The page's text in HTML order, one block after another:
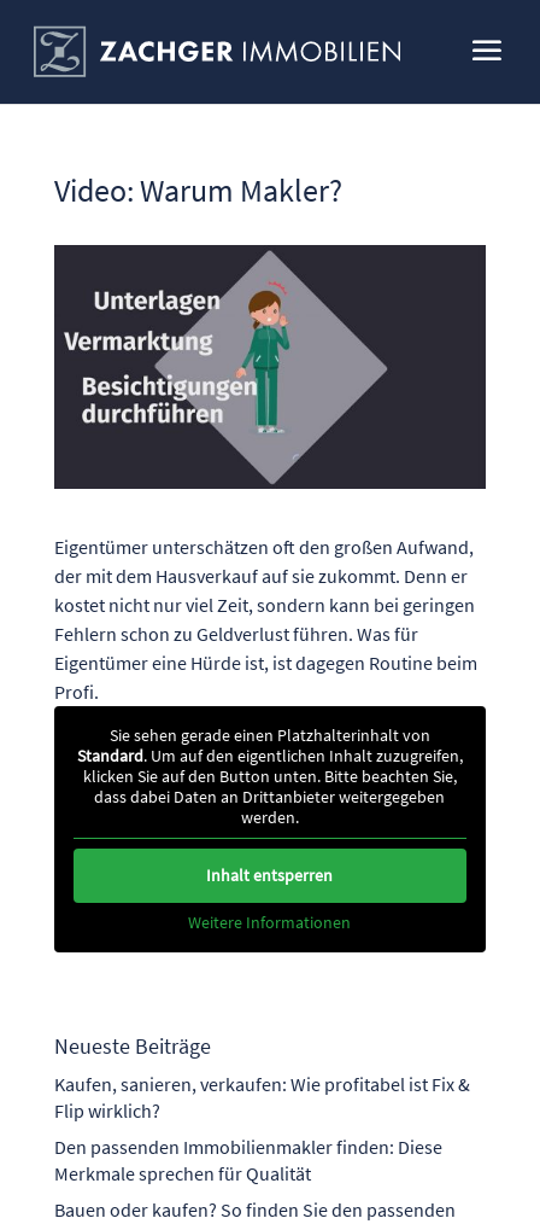
Video: Warum Makler?
Eigentümer unterschätzen oft den großen Aufwand,
der mit dem Hausverkauf auf sie zukommt. Denn er
kostet nicht nur viel Zeit, sondern kann bei geringen
Fehlern schon zu Geldverlust führen. Was für
Eigentümer eine Hürde ist, ist dagegen Routine beim
Profi.
Sie sehen gerade einen Platzhalterinhalt von
Standard. Um auf den eigentlichen Inhalt zuzugreifen,
klicken Sie auf den Button unten. Bitte beachten Sie,
dass dabei Daten an Drittanbieter weitergegeben
werden.
Inhalt entsperren
Weitere Informationen
Neueste Beiträge
Kaufen, sanieren, verkaufen: Wie profitabel ist Fix &
Flip wirklich?
Den passenden Immobilienmakler finden: Diese
Merkmale sprechen für Qualität
Bauen oder kaufen? So finden Sie den passenden